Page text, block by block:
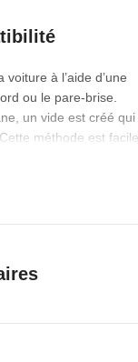
à l’aide d’une
ou le pare-brise.
un vide est créé qui
méthode est
restent librement